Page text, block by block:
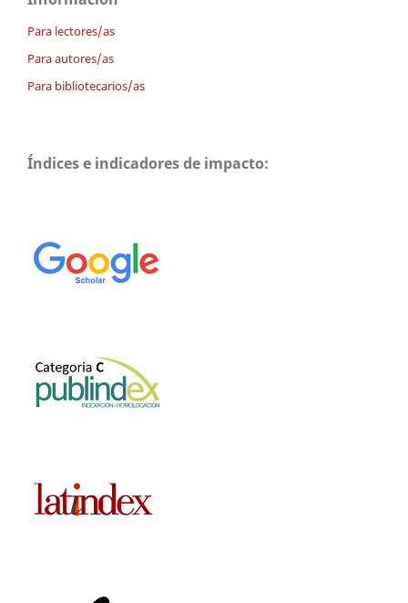
Para lectores/as
Para autores/as
Para bibliotecarios/as
Índices e indicadores de impacto: